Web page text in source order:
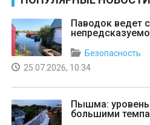
Паводок ведет
непредсказуемо
Безопасность
25.07.2026, 10:34
Пышма: уровень
большими